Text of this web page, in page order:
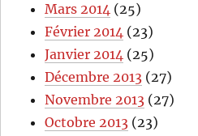
Mars 2014 (25)
Février 2014 (23)
Janvier 2014 (25)
Décembre 2013 (27)
Novembre 2013 (27)
Octobre 2013 (23)